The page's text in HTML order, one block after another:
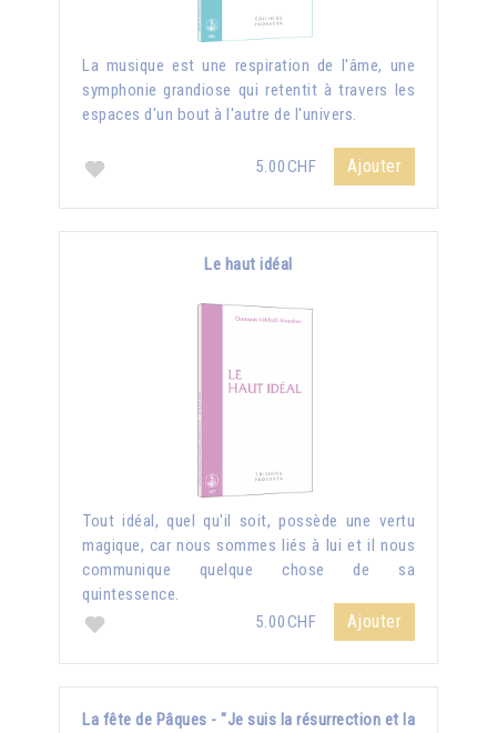
La musique est une respiration de l'âme, une
symphonie grandiose qui retentit à travers les
espaces d'un bout à l'autre de l'univers.
5.00CHF Ajouter
Le haut idéal
Tout idéal, quel qu'il soit, possède une vertu
magique, car nous sommes liés à lui et il nous
communique quelque chose de sa
quintessence.
5.00CHF
Ajouter
La fête de Pâques - "Je suis la résurrection et la